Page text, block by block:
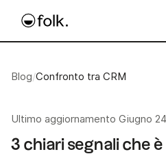
Blog/Confronto tra CRM
Ultimo aggiornamento Giugno
3 chiari segnali che